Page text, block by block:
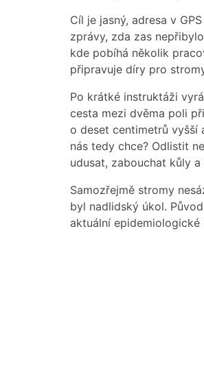
Cíl je jasný, adresa v
zprávy, zda zas
kde pobíhá několik
připravuje díry pro
Po krátké instruktáži
cesta mezi dvěma poli
o deset centimetrů vyšší
nás tedy chce? Odlistit
udusat, zabouchat kůly
Samozřejmě stromy
byl nadlidský úkol.
aktuální